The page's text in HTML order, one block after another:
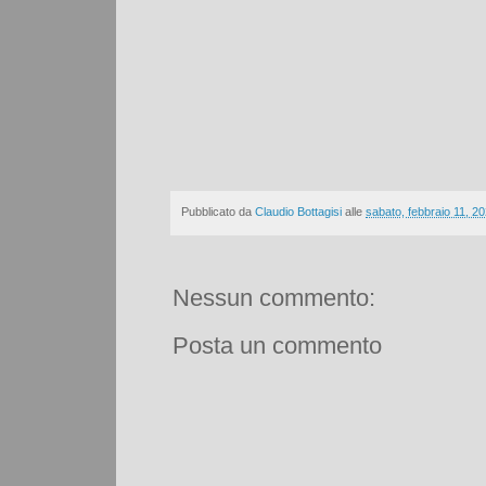
Pubblicato da Claudio Bottagisi alle sabato, febbraio 11,
Nessun commento:
Posta un commento